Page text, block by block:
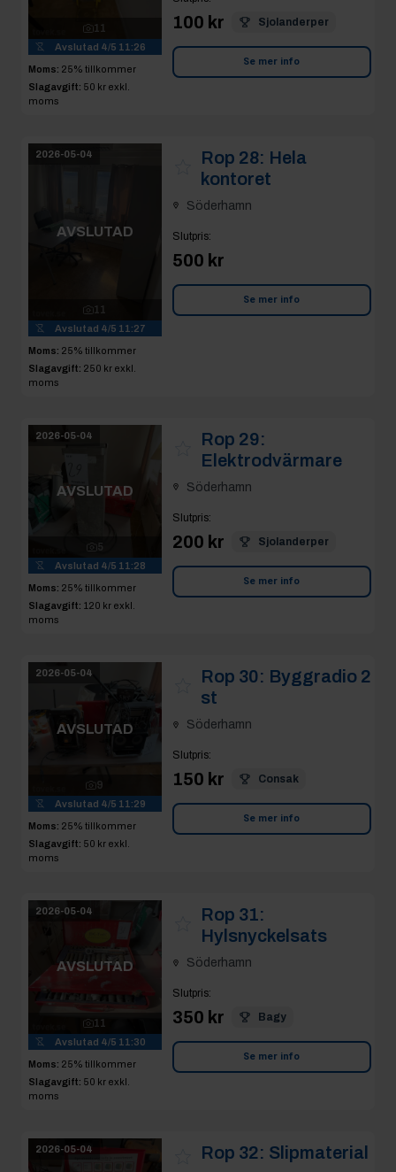
11
Avslutad 4/5 11:26
Moms: 25% tillkommer
Slagavgift: 50 kr exkl.
moms
100 kr Sjolanderper
Se mer info
2026-05-04
AVSLUTAD
11
Avslutad 4/5 11:27
Moms: 25% tillkommer
Slagavgift: 250 kr exkl.
moms
Rop 28: Hela
kontoret
Söderhamn
Slutpris:
500 kr
Se mer info
2026-05-04
AVSLUTAD
5
Avslutad 4/5 11:28
Moms: 25% tillkommer
Slagavgift: 120 kr exkl.
moms
Rop 29:
Elektrodvärmare
Söderhamn
Slutpris:
200 kr Sjolanderper
Se mer info
2026-05-04
AVSLUTAD
9
Avslutad 4/5 11:29
Moms: 25% tillkommer
Slagavgift: 50 kr exkl.
moms
Rop 30: Byggradio 2
st
Söderhamn
Slutpris:
150 kr Consak
Se mer info
2026-05-04
AVSLUTAD
11
Avslutad 4/5 11:30
Moms: 25% tillkommer
Slagavgift: 50 kr exkl.
moms
Rop 31:
Hylsnyckelsats
Söderhamn
Slutpris:
350 kr Bagy
Se mer info
2026-05-04 Rop 32: Slipmaterial